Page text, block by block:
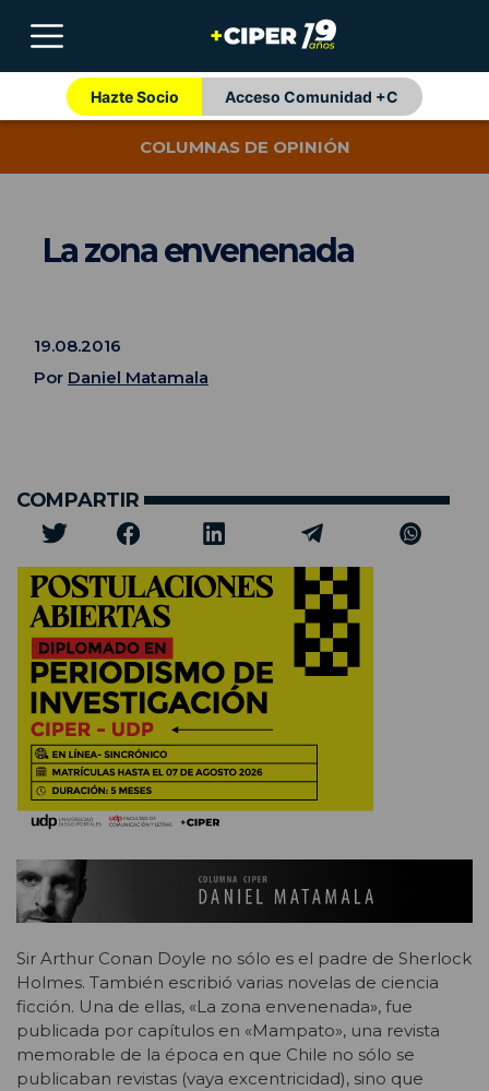
Hazte Socio Acceso Comunidad +C
COLUMNAS DE OPINIÓN
La zona envenenada
19.08.2016
Por Daniel Matamala
COMPARTIR
Sir Arthur Conan Doyle no sólo es el padre de Sherlock
Holmes. También escribió varias novelas de ciencia
ficción. Una de ellas, «La zona envenenada», fue
publicada por capítulos en «Mampato», una revista
memorable de la época en que Chile no sólo se
publicaban revistas (vaya excentricidad), sino que